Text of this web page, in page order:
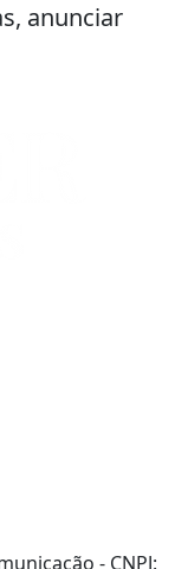
anunciar
- CNPJ: